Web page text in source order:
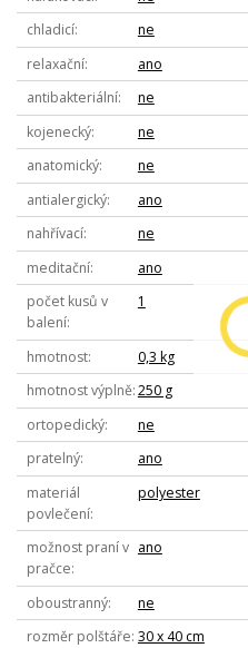
chladicí
ne
relaxační
ano
antibakteriální
ne
kojenecký
ne
anatomický
ne
antialergický
ano
nahřívací
ne
meditační
ano
počet kusů v
balení
1
hmotnost
0,3 kg
hmotnost výplně 250 g
ortopedický
ne
pratelný
ano
materiál
povlečení
polyester
možnost praní v
pračce
ano
oboustranný
ne
rozměr polštáře 30 x 40 cm